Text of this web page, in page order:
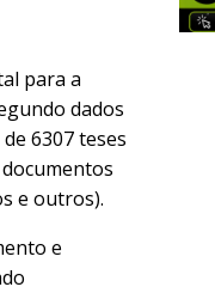
para a
dados
6307 teses
e outros).
e